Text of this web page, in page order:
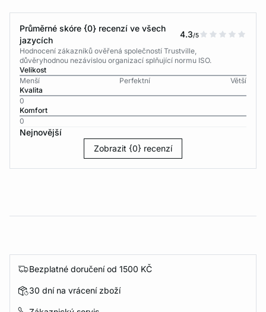
Průměrné skóre {0} recenzí ve všech
jazycích
4.3/5
Hodnocení zákazníků ověřená společností Trustville,
důvěryhodnou nezávislou organizací splňující normu ISO.
Velikost
Menší
Perfektní
Větší
Kvalita
0
Komfort
0
Nejnovější
Zobrazit {0} recenzí
Bezplatné doručení od 1500 KČ
30 dní na vrácení zboží